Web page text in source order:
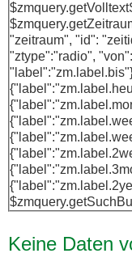
"zeitraum", "id": "zeitid", "label":
"ztype":"radio", "von": {"label":"zm.label.von" }, "bis":{
"label":"zm.label.bis"}, "zeitraum":{
Keine Daten